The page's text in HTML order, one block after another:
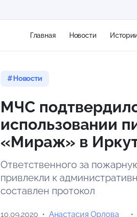
Главная Новости
Новости
МЧС
использовании
«Мираж» в
Ответственного за
привлекли к
составлен протокол
10.09.2020 Анастасия Орлова